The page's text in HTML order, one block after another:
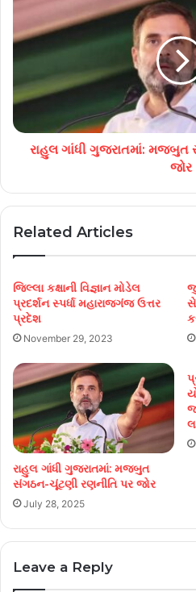
રાહુલ ગાંધી ગુજરાતમાં:
જોર
Related Articles
જિલ્લા કક્ષાની વિજ્ઞાન મોડેલ
પ્રદર્શન સ્પર્ધા મહારાજગંજ ઉત્તર
પ્રદેશ
November 29, 2023
રાહુલ ગાંધી ગુજરાતમાં: મજબુત
સંગઠન-ચૂંટણી રણનીતિ પર જોર
July 28, 2025
Leave a Reply